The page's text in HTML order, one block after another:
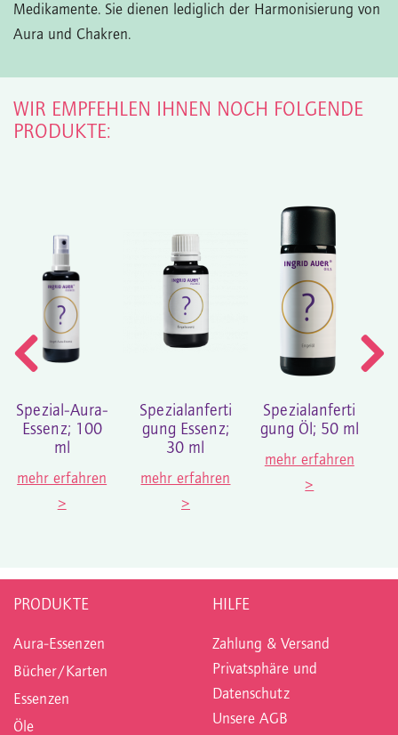
Medikamente. Sie dienen lediglich der Harmonisierung von
Aura und Chakren.
WIR EMPFEHLEN IHNEN NOCH FOLGENDE
PRODUKTE:
Spezial-Aura-
Essenz; 100
ml
mehr erfahren
>
Spezialanferti
gung Essenz;
30 ml
mehr erfahren
>
Spezialanferti
gung Öl; 50 ml
mehr erfahren
>
PRODUKTE
Aura-Essenzen
Bücher/Karten
Essenzen
Öle
HILFE
Zahlung & Versand
Privatsphäre und
Datenschutz
Unsere AGB